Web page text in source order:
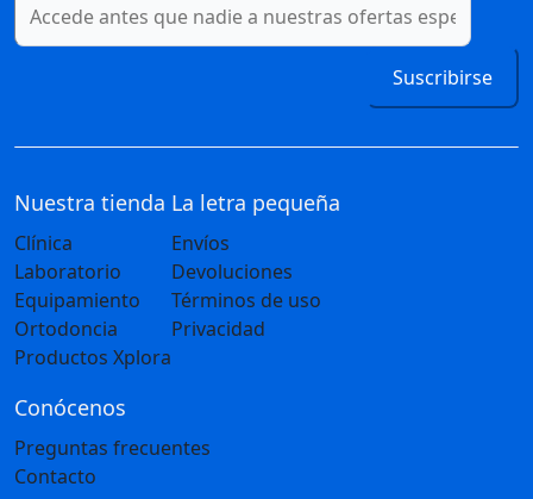
Suscribirse
Nuestra tienda
Clínica
Laboratorio
Equipamiento
Ortodoncia
Productos Xplora
La letra pequeña
Envíos
Devoluciones
Términos de uso
Privacidad
Conócenos
Preguntas frecuentes
Contacto